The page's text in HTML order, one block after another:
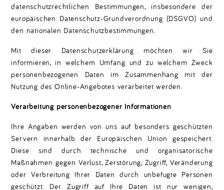
datenschutzrechtlichen Bestimmungen, insbesondere der
europäischen Datenschutz-Grundverordnung (DSGVO) und
den nationalen Datenschutzbestimmungen.
Mit dieser Datenschutzerklärung möchten wir Sie
informieren, in welchem Umfang und zu welchem Zweck
personenbezogenen Daten im Zusammenhang mit der
Nutzung des Online-Angebotes verarbeitet werden.
Verarbeitung personenbezogener Informationen
Ihre Angaben werden von uns auf besonders geschützten
Servern innerhalb der Europäischen Union gespeichert.
Diese sind durch technische und organisatorische
Maßnahmen gegen Verlust, Zerstörung, Zugriff, Veränderung
oder Verbreitung Ihrer Daten durch unbefugte Personen
geschützt. Der Zugriff auf Ihre Daten ist nur wenigen,